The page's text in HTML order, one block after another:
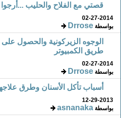
قصتي مع الفلاح والحليب ...أرجوا
02-27-2014
بواسطةDrrose
الوجوه الزيركونية والحصول
طريق الكمبيوتر
02-27-2014
بواسطةDrrose
أسباب تأكل الأسنان وطرق علاجها
12-29-2013
بواسطةasnanaka